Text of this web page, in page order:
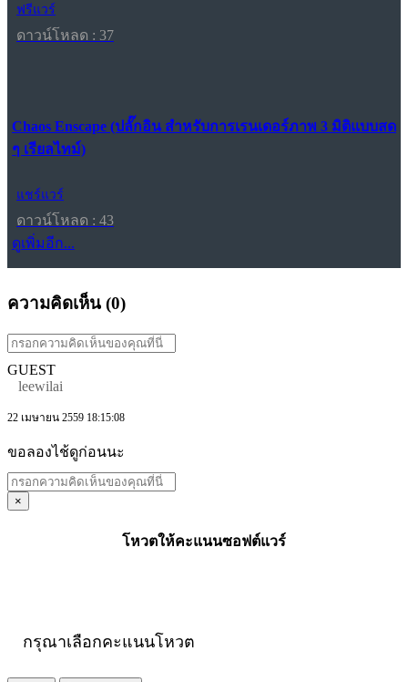
ฟรีแวร์
ดาวน์โหลด : 37
Chaos Enscape (ปลั๊กอิน สำหรับการเรนเดอร์ภาพ 3 มิติแบบสด
ๆ เรียลไทม์)
แชร์แวร์
ดาวน์โหลด : 43
ดูเพิ่มอีก...
ความคิดเห็น (0)
GUEST
leewilai
22 เมษายน 2559 18:15:08
ขอลองไช้ดูก่อนนะ
×
โหวตให้คะแนนซอฟต์แวร์
กรุณาเลือกคะแนนโหวต